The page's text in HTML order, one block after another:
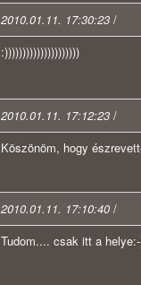
2010.01.11. 17:30:23 /
:)))))))))))))))))))))
2010.01.11. 17:12:23 /
Köszönöm, hogy
2010.01.11. 17:10:40 /
Tudom.... csak itt a